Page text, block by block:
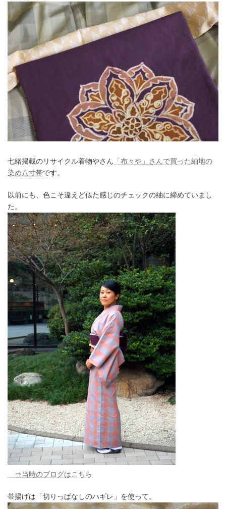
七緒掲載のリサイクル着物やさん 「布々や」さんで買った紬地の
染め八寸帯です。
以前にも、色こそ違えど似た感じのチェックの紬に締めていまし
た。
⇒当時のブログはこちら
帯揚げは「切りっぱなしのハギレ」を使って。